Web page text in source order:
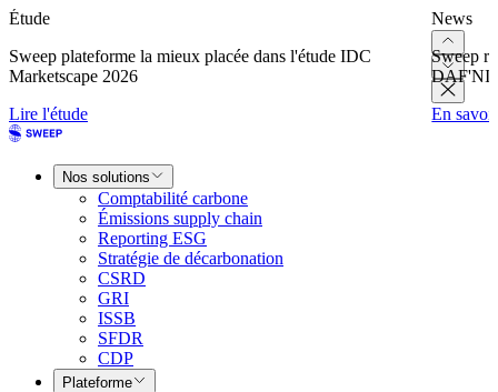
Étude
Sweep plateforme la mieux placée dans l'étude IDC
Marketscape 2026
Lire l'étude
News
Sweep
En
Nos solutions
Comptabilité carbone
Émissions supply chain
Reporting ESG
Stratégie de décarbonation
CSRD
GRI
ISSB
SFDR
CDP
Plateforme